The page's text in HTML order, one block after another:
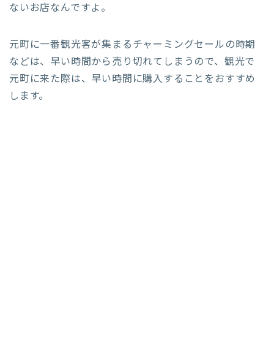
ないお店なんですよ。
元町に一番観光客が集まるチャーミングセールの時期
などは、早い時間から売り切れてしまうので、観光で
元町に来た際は、早い時間に購入することをおすすめ
します。